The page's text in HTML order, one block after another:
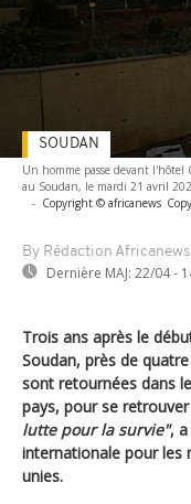
Un homme passe devant
au Soudan, le mardi 21 avril
- Copyright © africanews
By Rédaction Africanews
Dernière MAJ: 22/04 -
SOUDAN
Trois ans après le
Soudan, près de
sont retournées dans
pays, pour se
lutte pour la survie", a
internationale pour les
unies.